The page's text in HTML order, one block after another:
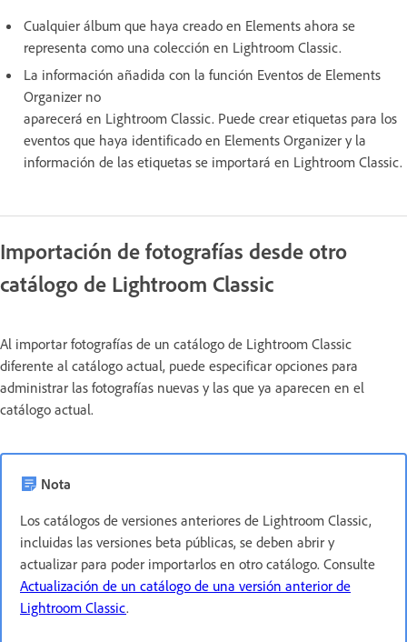
Cualquier álbum que haya creado en Elements ahora se
representa como una colección en Lightroom Classic.
La información añadida con la función Eventos de Elements
Organizer no
aparecerá en Lightroom Classic. Puede crear etiquetas para los
eventos que haya identificado en Elements Organizer y la
información de las etiquetas se importará en Lightroom Classic.
Importación de fotografías desde otro
catálogo de Lightroom Classic
Al importar fotografías de un catálogo de Lightroom Classic
diferente al catálogo actual, puede especificar opciones para
administrar las fotografías nuevas y las que ya aparecen en el
catálogo actual.
Nota
Los catálogos de versiones anteriores de Lightroom Classic,
incluidas las versiones beta públicas, se deben abrir y
actualizar para poder importarlos en otro catálogo. Consulte
Actualización de un catálogo de una versión anterior de
Lightroom Classic.